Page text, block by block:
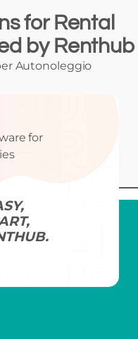
for Rental
by Renthub